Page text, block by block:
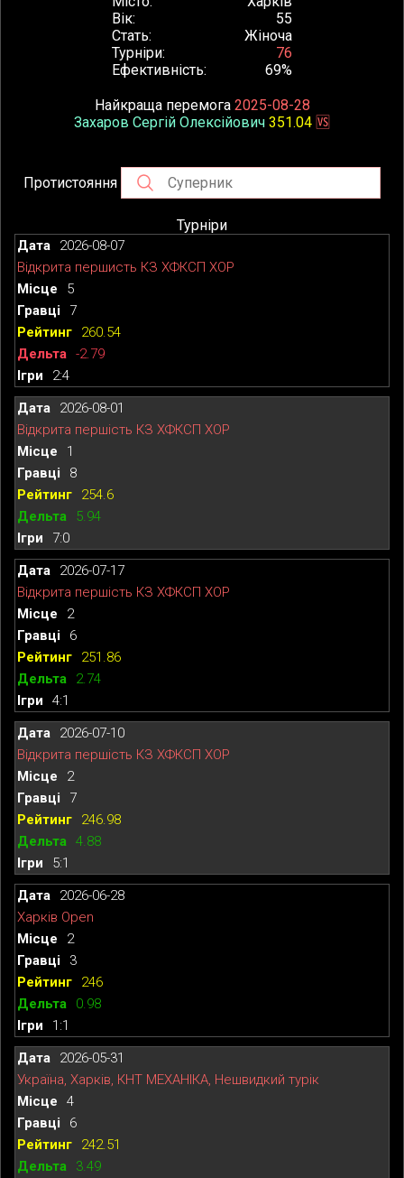
Вік
55
Стать
Жіноча
Турніри
76
Ефективність
69%
Найкраща перемога 2025-08-28
Захаров Сергій Олексійович 351.04 🆚
Протистояння
Турніри
2026-08-07
Відкрита першисть КЗ ХФКСП ХОР
5
7
260.54
-2.79
2:4
2026-08-01
Відкрита першість КЗ ХФКСП ХОР
1
8
254.6
5.94
7:0
2026-07-17
Відкрита першість КЗ ХФКСП ХОР
2
6
251.86
2.74
4:1
2026-07-10
Відкрита першість КЗ ХФКСП ХОР
2
7
246.98
4.88
5:1
2026-06-28
Харків Open
2
3
246
0.98
1:1
2026-05-31
Україна, Харків, КНТ МЕХАНІКА, Нешвидкий турік
4
6
242.51
3.49